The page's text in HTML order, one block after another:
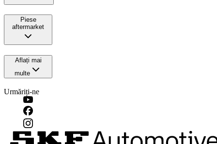
Piese
aftermarket
Aflați mai
multe
Urmăriți-ne